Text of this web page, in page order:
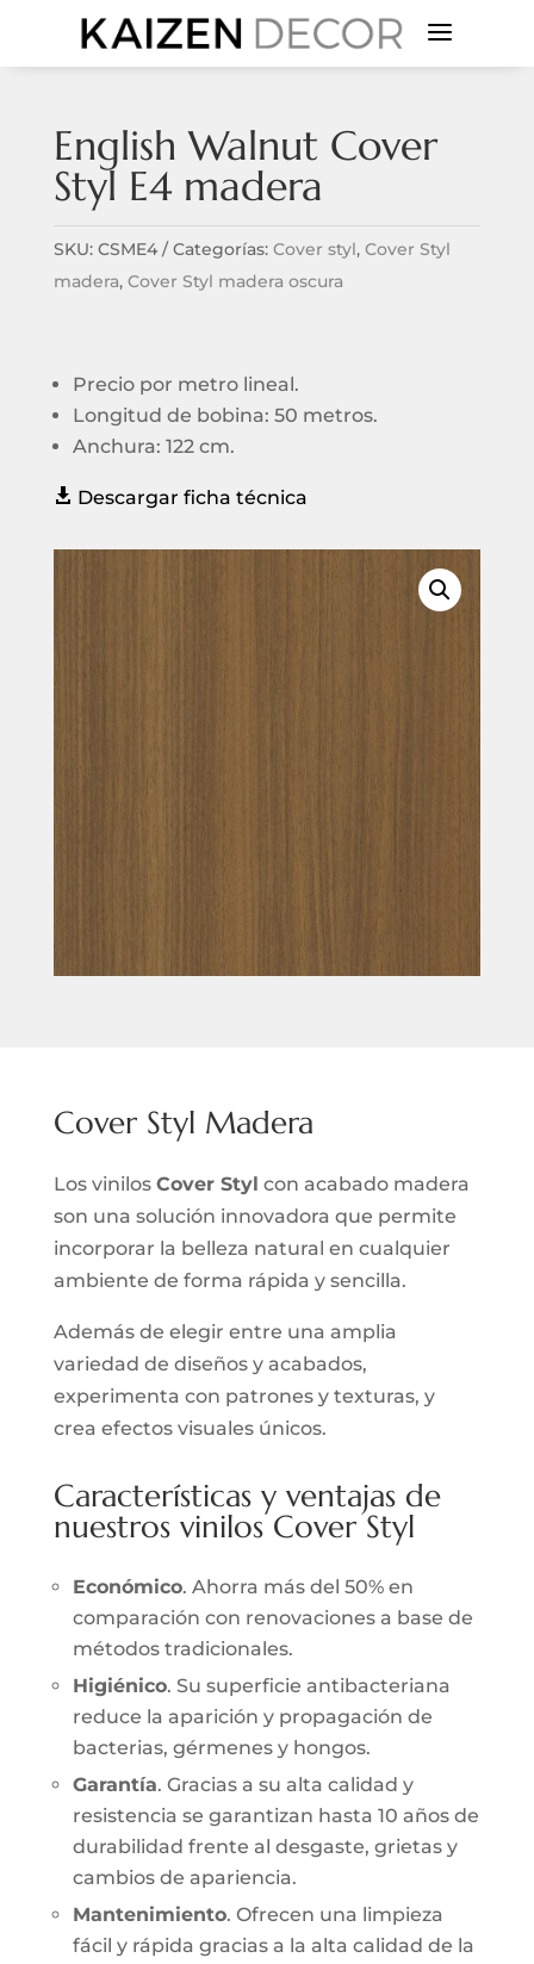
a
English Walnut Cover
Styl E4 madera
SKU: CSME4 Categorías: Cover styl, Cover Styl
madera, Cover Styl madera oscura
Precio por metro lineal.
Longitud de bobina: 50 metros.
Anchura: 122 cm.
 Descargar ficha técnica
Cover Styl Madera
Los vinilos Cover Styl con acabado madera
son una solución innovadora que permite
incorporar la belleza natural en cualquier
ambiente de forma rápida y sencilla.
Además de elegir entre una amplia
variedad de diseños y acabados,
experimenta con patrones y texturas, y
crea efectos visuales únicos.
Características y ventajas de
nuestros vinilos Cover Styl
Económico. Ahorra más del 50% en
comparación con renovaciones a base de
métodos tradicionales.
Higiénico. Su superficie antibacteriana
reduce la aparición y propagación de
bacterias, gérmenes y hongos.
Garantía. Gracias a su alta calidad y
resistencia se garantizan hasta 10 años de
durabilidad frente al desgaste, grietas y
cambios de apariencia.
Mantenimiento. Ofrecen una limpieza
fácil y rápida gracias a la alta calidad de la